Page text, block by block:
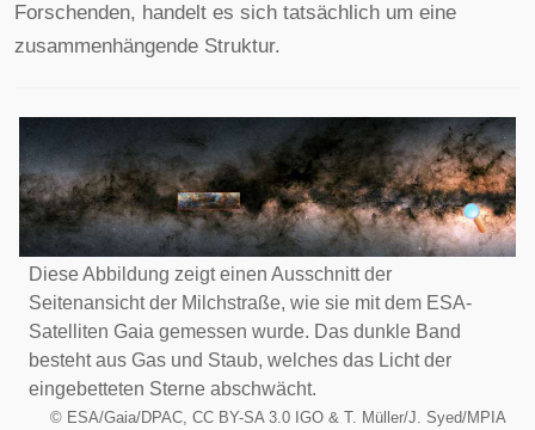
Forschenden, handelt es sich tatsächlich um eine
zusammenhängende Struktur.
Diese Abbildung zeigt einen Ausschnitt der
Seitenansicht der Milchstraße, wie sie mit dem ESA-
Satelliten Gaia gemessen wurde. Das dunkle Band
besteht aus Gas und Staub, welches das Licht der
eingebetteten Sterne abschwächt.
© ESA/Gaia/DPAC, CC BY-SA 3.0 IGO & T. Müller/J. Syed/MPIA